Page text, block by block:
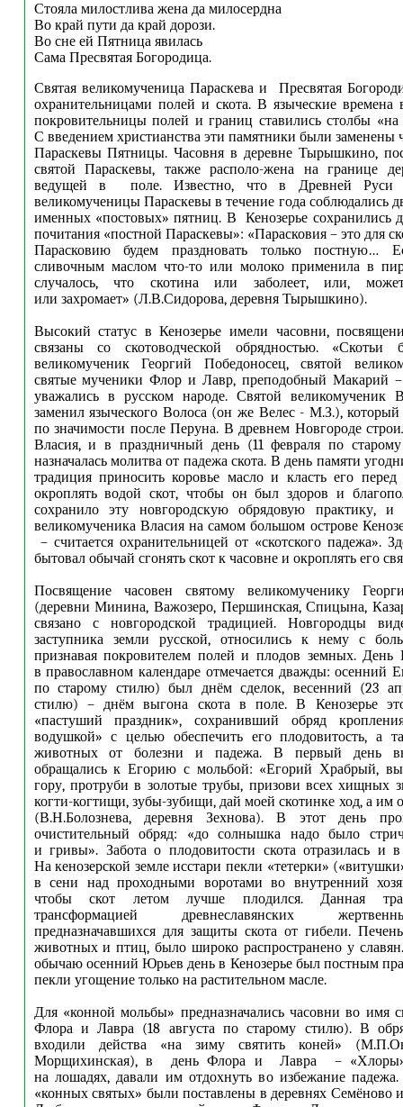
Стояла милостлива жена да милосердна
Во край пути да край дорози.
Во сне ей Пятница явилась
Сама Пресвятая Богородица.
Святая великомученица Параскева и Пресвятая
охранительницами полей и скота. В языческие времена
покровительницы полей и границ ставились столбы «на
С введением христианства эти памятники были заменены
Параскевы Пятницы. Часовня в деревне Тырышкино,
святой Параскевы, также располо-жена на границе
ведущей в поле. Известно, что в Древней Руси
великомученицы Параскевы в течение года соблюдались
именных «постовых» пятниц. В Кенозерье сохранились
почитания «постной Параскевы»: «Парасковия – это для
Парасковию будем праздновать только постную…
сливочным маслом что-то или молоко применила в
случалось, что скотина или заболеет, или,
или захромает» (Л.В.Сидорова, деревня Тырышкино).
Высокий статус в Кенозерье имели часовни,
связаны со скотоводческой обрядностью. «Скотьи
великомученик Георгий Победоносец, святой
святые мученики Флор и Лавр, преподобный Макарий –
уважались в русском народе. Святой великомученик
заменил языческого Волоса (он же Велес - М.З.), который
по значимости после Перуна. В древнем Новгороде
Власия, и в праздничный день (11 февраля по
назначалась молитва от падежа скота. В день памяти
традиция приносить коровье масло и класть его перед
окроплять водой скот, чтобы он был здоров и
сохранило эту новгородскую обрядовую практику, и
великомученика Власия на самом большом острове
– считается охранительницей от «скотского падежа».
бытовал обычай сгонять скот к часовне и окроплять его
Посвящение часовен святому великомученику
(деревни Минина, Важозеро, Першинская, Спицына,
связано с новгородской традицией. Новгородцы
заступника земли русской, относились к нему с
признавая покровителем полей и плодов земных. День
в православном календаре отмечается дважды: осенний
по старому стилю) был днём сделок, весенний (23
стилю) – днём выгона скота в поле. В Кенозерье
«пастуший праздник», сохранивший обряд
водушкой» с целью обеспечить его плодовитость, а
животных от болезни и падежа. В первый день
обращались к Егорию с мольбой: «Егорий Храбрый,
гору, протруби в золотые трубы, призови всех хищных
когти-когтищи, зубы-зубищи, дай моей скотинке ход, а им
(В.Н.Болознева, деревня Зехнова). В этот день
очистительный обряд: «до солнышка надо было
и гривы». Забота о плодовитости скота отразилась и
На кенозерской земле исстари пекли «тетерки»
в сени над проходными воротами во внутренний
чтобы скот летом лучше плодился. Данная
трансформацией древнеславянских
предназначавшихся для защиты скота от гибели.
животных и птиц, было широко распространено у
обычаю осенний Юрьев день в Кенозерье был постным
пекли угощение только на растительном масле.
Для «конной мольбы» предназначались часовни во имя
Флора и Лавра (18 августа по старому стилю). В
входили действа «на зиму святить коней»
Морщихинская), в день Флора и Лавра –
на лошадях, давали им отдохнуть во избежание
«конных святых» были поставлены в деревнях